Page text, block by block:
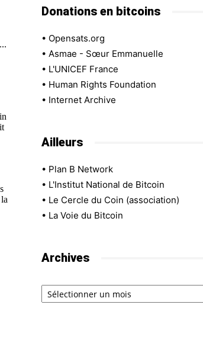
Donations en bitcoins
• Opensats.org
• Asmae - Sœur Emmanuelle
• L'UNICEF France
• Human Rights Foundation
• Internet Archive
Ailleurs
• Plan B Network
• L'Institut National de Bitcoin
• Le Cercle du Coin (association)
• La Voie du Bitcoin
Archives
Archives